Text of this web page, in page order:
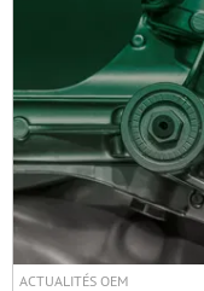
ACTUALITÉS OEM